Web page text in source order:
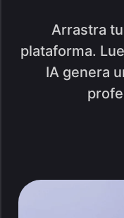
Arrastra
plataforma.
IA genera